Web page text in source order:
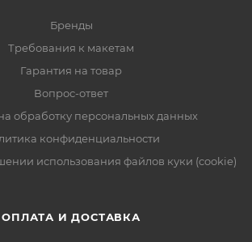
Бренды
Требования к макетам
Гарантия на товар
Вопрос-ответ
обработку персональных данных
конфиденциальности
использования файлов куки (cookie)
ОПЛАТА И ДОСТАВКА